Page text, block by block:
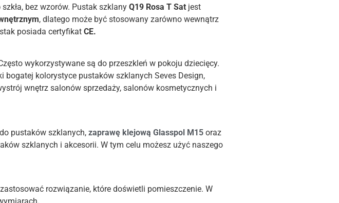
bez wzorów. Pustak szklany Q19 Rosa T Sat jest
, dlatego może być stosowany zarówno wewnątrz
posiada certyfikat CE.
wykorzystywane są do przeszkleń w pokoju dziecięcy.
kolorystyce pustaków szklanych Seves Design,
wnętrz salonów sprzedaży, salonów kosmetycznych i
do pustaków szklanych, zaprawę klejową Glasspol M15 oraz
szklanych i akcesorii. W tym celu możesz użyć naszego
rozwiązanie, które doświetli pomieszczenie. W